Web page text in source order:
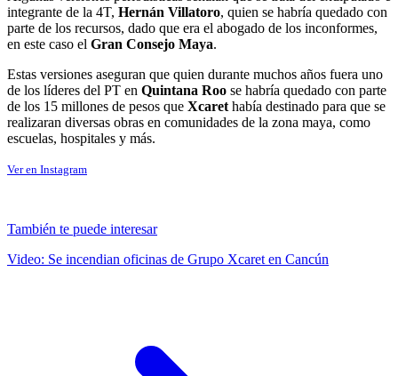
integrante de la 4T, Hernán Villatoro, quien se habría quedado con
parte de los recursos, dado que era el abogado de los inconformes,
en este caso el Gran Consejo Maya.
Estas versiones aseguran que quien durante muchos años fuera uno
de los líderes del PT en Quintana Roo se habría quedado con parte
de los 15 millones de pesos que Xcaret había destinado para que se
realizaran diversas obras en comunidades de la zona maya, como
escuelas, hospitales y más.
Ver en Instagram
También te puede interesar
Video: Se incendian oficinas de Grupo Xcaret en Cancún